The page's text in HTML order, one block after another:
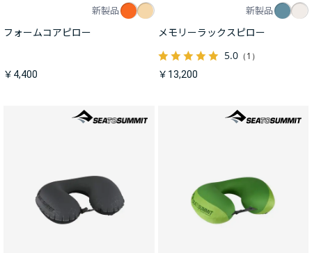
新製品
フォームコアピロー
￥4,400
新製品
メモリーラックスピロー
5.0（1）
￥13,200